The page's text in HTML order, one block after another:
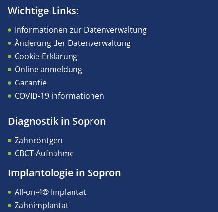
Wichtige Links:
Informationen zur Datenverwaltung
Änderung der Datenverwaltung
Cookie-Erklärung
Online anmeldung
Garantie
COVID-19 informationen
Diagnostik in Sopron
Zahnröntgen
CBCT-Aufnahme
Implantologie in Sopron
All-on-4® Implantat
Zahnimplantat